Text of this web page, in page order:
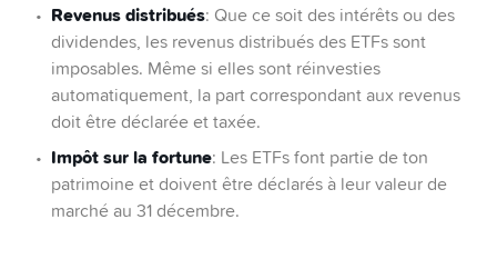
Revenus distribués: Que ce soit des intérêts ou des
dividendes, les revenus distribués des ETFs sont
imposables. Même si elles sont réinvesties
automatiquement, la part correspondant aux revenus
doit être déclarée et taxée.
Impôt sur la fortune: Les ETFs font partie de ton
patrimoine et doivent être déclarés à leur valeur de
marché au 31 décembre.